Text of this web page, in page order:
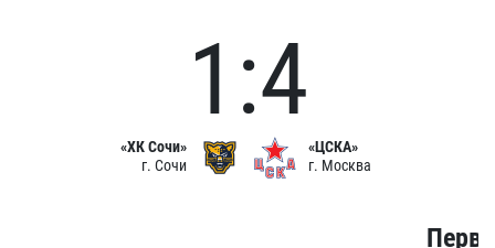
«ХК Сочи»
г. Сочи
1:4
«ЦСКА»
г. Москва